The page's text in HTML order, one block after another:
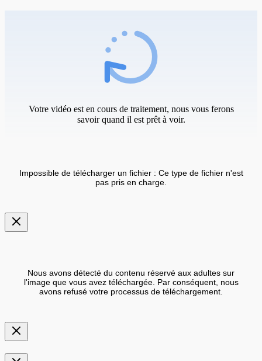
Votre vidéo est en cours de traitement, nous vous ferons
savoir quand il est prêt à voir.
Impossible de télécharger un fichier : Ce type de fichier n'est
pas pris en charge.
Nous avons détecté du contenu réservé aux adultes sur
l'image que vous avez téléchargée. Par conséquent, nous
avons refusé votre processus de téléchargement.